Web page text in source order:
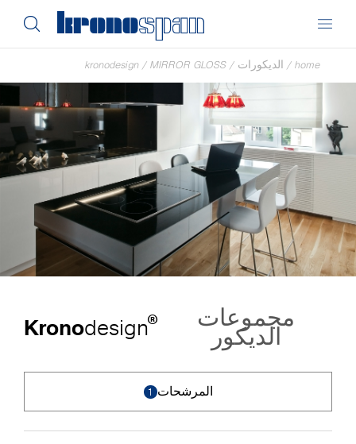
home
/ الديكورات /
kronodesign / MIRROR GLOSS
Kronodesign® مجموعات
الديكور
المرشحات 1